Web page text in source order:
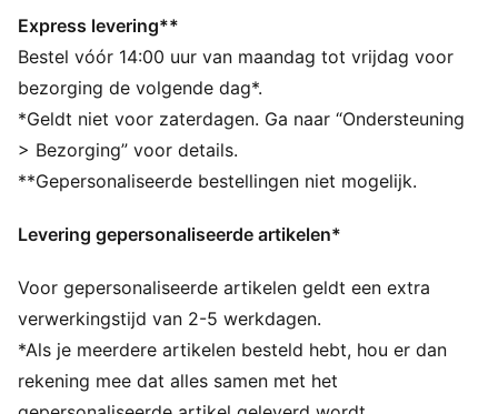
zachte demping dankzij de extra dikke hiel
Het bovenwerk van de schoenen is gemaakt met
minstens 20% gerecyclede materialen.
DETAILS
Breedte: Normaal
Type neus: Rond
Sluiting: Klittenband
PUMA-merkdetails
de 0 en 4 jaar
Express levering**
Bestel vóór 14:00 uur van maandag tot vrijdag voor
bezorging de volgende dag*.
*Geldt niet voor zaterdagen. Ga naar “Ondersteuning
> Bezorging” voor details.
**Gepersonaliseerde bestellingen niet mogelijk.
Levering gepersonaliseerde artikelen*
Voor gepersonaliseerde artikelen geldt een extra
verwerkingstijd van 2-5 werkdagen.
*Als je meerdere artikelen besteld hebt, hou er dan
rekening mee dat alles samen met het